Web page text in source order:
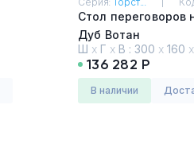
Стол переговоров
Дуб Вотан
Ш х Г х В : 300 х 160 х
136 282 Р
в наличии